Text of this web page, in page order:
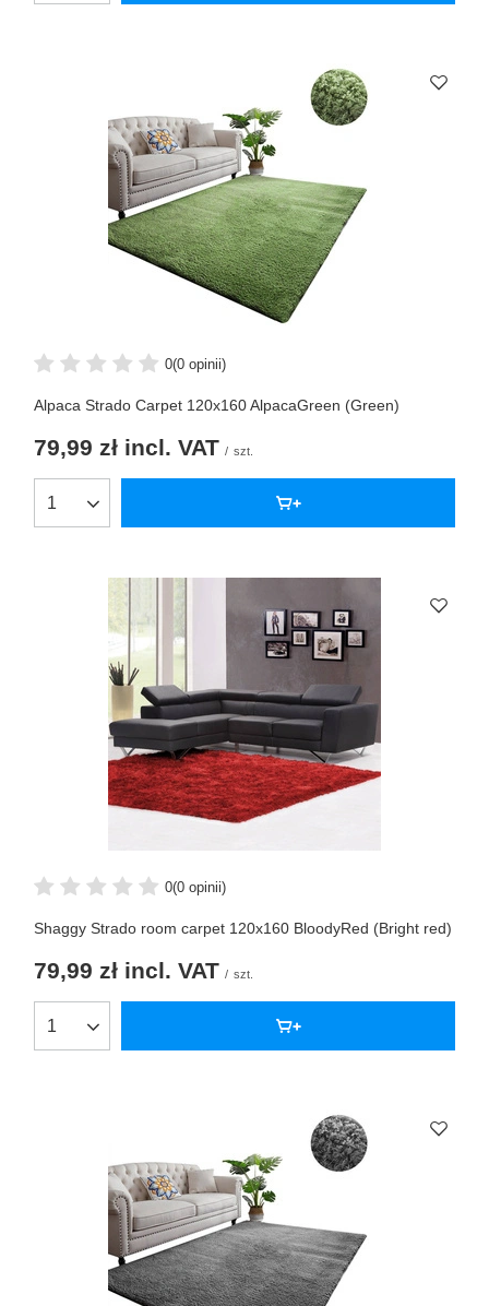
0(0 opinii)
Alpaca Strado Carpet 120x160 AlpacaGreen (Green)
79,99 zł incl. VAT / szt.
0(0 opinii)
Shaggy Strado room carpet 120x160 BloodyRed (Bright red)
79,99 zł incl. VAT / szt.